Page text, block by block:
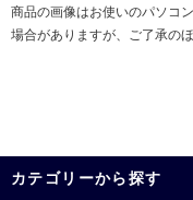
商品の画像はお使いのパソコ
場合がありますが、ご了承の
カテゴリーから探す